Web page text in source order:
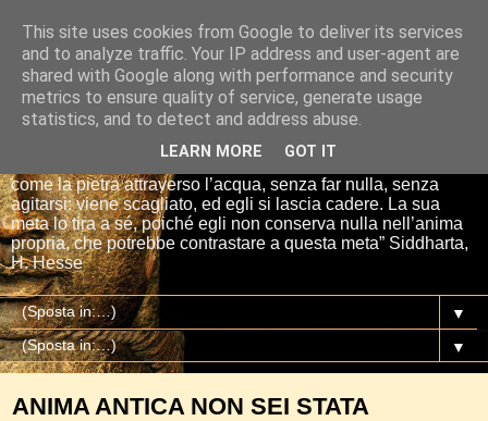
Io sono il mio Buddha
“Se tu getti una pietra nell’acqua, essa si affretta per la via
più breve fino al fondo. E così è Siddharta, quando ha una
meta, un proposito. Siddharta non fa nulla. Siddharta pensa,
come la pietra attraverso l’acqua, senza far nulla, senza
agitarsi: viene scagliato, ed egli si lascia cadere. La sua
meta lo tira a sé, poiché egli non conserva nulla nell’anima
propria, che potrebbe contrastare a questa meta” Siddharta,
H. Hesse
▼
▼
ANIMA ANTICA NON SEI STATA
This site uses cookies from Google to deliver its services
and to analyze traffic. Your IP address and user-agent are
shared with Google along with performance and security
metrics to ensure quality of service, generate usage
statistics, and to detect and address abuse.
LEARN MORE GOT IT